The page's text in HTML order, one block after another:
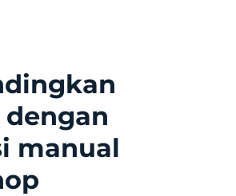
manual